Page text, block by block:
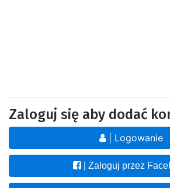
Zaloguj się aby dodać
| Logowanie
| Zaloguj przez